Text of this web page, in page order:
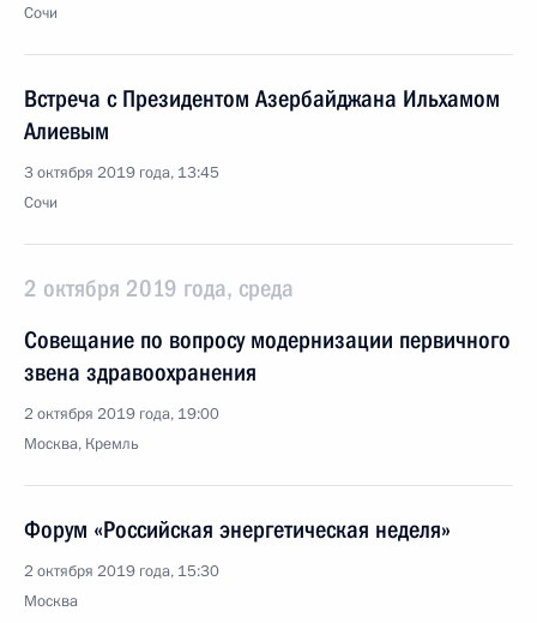
Сочи
Встреча с Президентом Азербайджана Ильхамом
Алиевым
3 октября 2019 года, 13:45
Сочи
2 октября 2019 года, среда
Совещание по вопросу модернизации первичного
звена здравоохранения
2 октября 2019 года, 19:00
Москва, Кремль
Форум «Российская энергетическая неделя»
2 октября 2019 года, 15:30
Москва